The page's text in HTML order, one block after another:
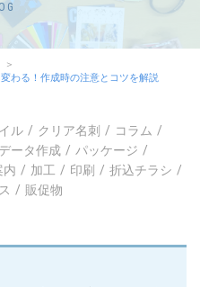
わる！作成時の注意とコツを解説
ル クリア名刺
コラム
データ作成
パッケージ
内 加工 印刷
折込チラシ
販促物